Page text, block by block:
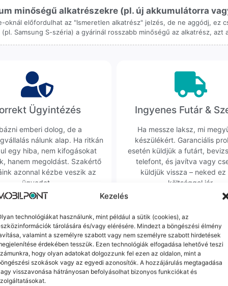
Kezelés
technológiákat használunk, mint például a sütik (cookies), az
tárolására és/vagy elérésére. Mindezt a böngészési élmény
valamint a személyre szabott vagy nem személyre szabott hirdetések
érdekében tesszük. Ezen technológiák elfogadása lehetővé teszi
hogy olyan adatokat dolgozzunk fel ezen az oldalon, mint a
szokások vagy az egyedi azonosítók. A hozzájárulás megtagadása
visszavonása hátrányosan befolyásolhat bizonyos funkciókat és
minőségű alkatrészekre (pl. új akkumulátorra
oknál előfordulhat az "Ismeretlen alkatrész" jelzés, de ne aggódj,
Samsung S-széria) a gyárinál rosszabb minőségű az alkatrész,
Ügyintézés
emberi dolog, de a
nálunk alap. Ha ritkán
egy hiba, nem kifogásokat
hanem megoldást. Szakértő
azonnal kézbe veszik az
ügyedet.
Ingyenes Futár &
Ha messze laksz, mi
készülékért. Garanciális
esetén küldjük a futárt,
telefont, és javítva vagy
küldjük vissza – neked ez
költséggel jár.
Mások ezeket is megnézték
-20 000 Ft